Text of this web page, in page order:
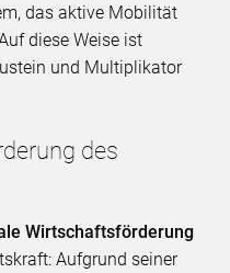
das aktive Mobilität
diese Weise ist
und Multiplikator
des
Wirtschaftsförderung
Aufgrund seiner